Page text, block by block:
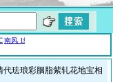
代珐琅彩胭脂紫轧花地宝相